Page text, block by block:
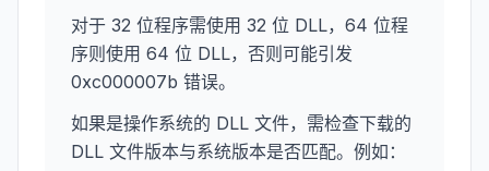
对于 32 位程序需使用 32 位 DLL，64 位程
序则使用 64 位 DLL，否则可能引发
0xc000007b 错误。
如果是操作系统的 DLL 文件，需检查下载的
DLL 文件版本与系统版本是否匹配。例如：